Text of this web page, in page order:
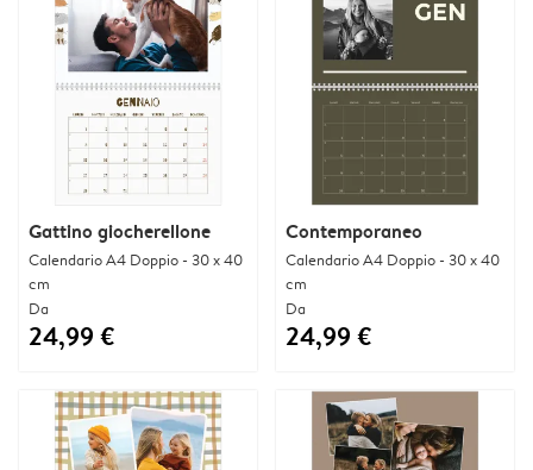
Gattino giocherellone
Calendario A4 Doppio - 30 x 40
cm
Da
24,99 €
Contemporaneo
Calendario A4 Doppio - 30 x 40
cm
Da
24,99 €